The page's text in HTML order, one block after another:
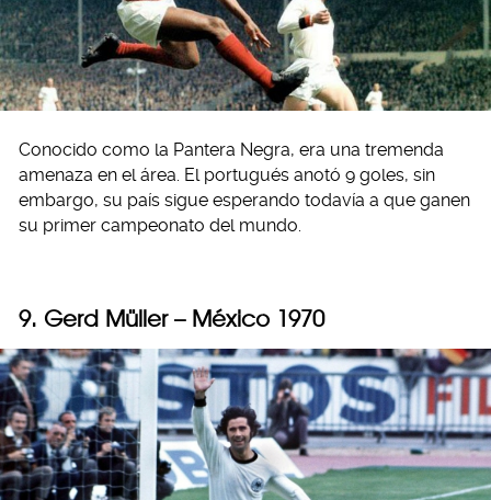
Conocido como la Pantera Negra, era una tremenda
amenaza en el área. El portugués anotó 9 goles, sin
embargo, su país sigue esperando todavía a que ganen
su primer campeonato del mundo.
9. Gerd Müller – México 1970